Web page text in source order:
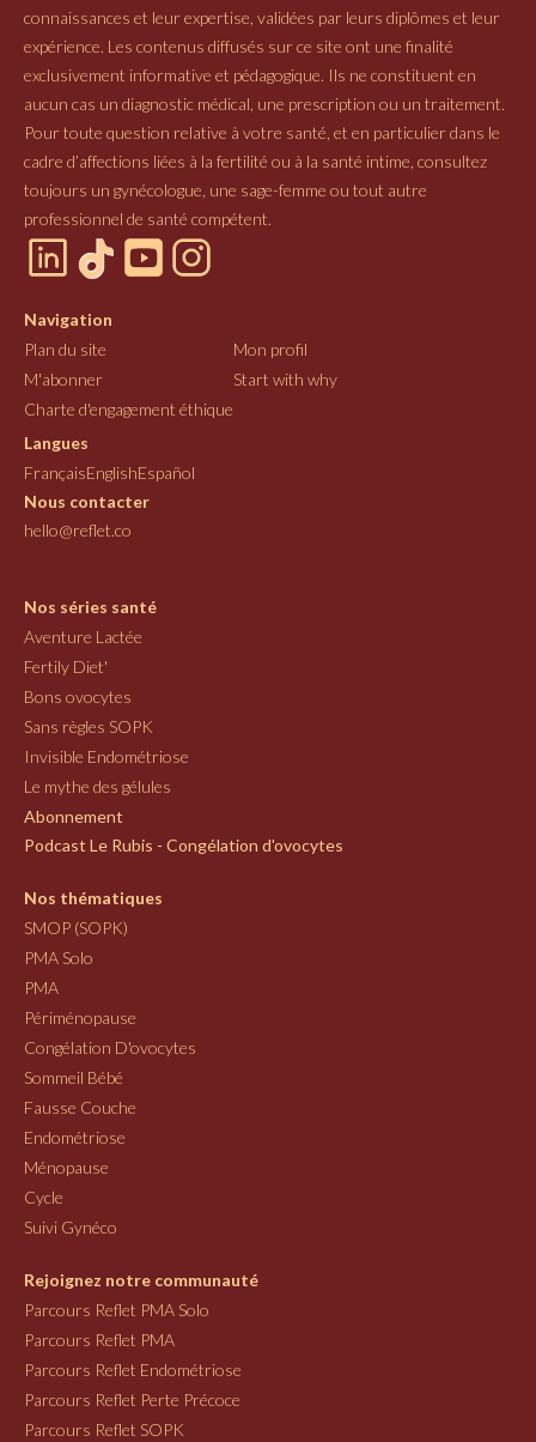
connaissances et leur expertise, validées par leurs diplômes et leur
expérience. Les contenus diffusés sur ce site ont une finalité
exclusivement informative et pédagogique. Ils ne constituent en
aucun cas un diagnostic médical, une prescription ou un traitement.
Pour toute question relative à votre santé, et en particulier dans le
cadre d’affections liées à la fertilité ou à la santé intime, consultez
toujours un gynécologue, une sage-femme ou tout autre
professionnel de santé compétent.
Navigation
Plan du site
Mon profil
M'abonner
Start with why
Charte d'engagement éthique
Langues
FrançaisEnglishEspañol
Nous contacter
hello@reflet.co
Nos séries santé
Aventure Lactée
Fertily Diet'
Bons ovocytes
Sans règles SOPK
Invisible Endométriose
Le mythe des gélules
Abonnement
Podcast Le Rubis - Congélation d'ovocytes
Nos thématiques
SMOP (SOPK)
PMA Solo
PMA
Périménopause
Congélation D'ovocytes
Sommeil Bébé
Fausse Couche
Endométriose
Ménopause
Cycle
Suivi Gynéco
Rejoignez notre communauté
Parcours Reflet PMA Solo
Parcours Reflet PMA
Parcours Reflet Endométriose
Parcours Reflet Perte Précoce
Parcours Reflet SOPK